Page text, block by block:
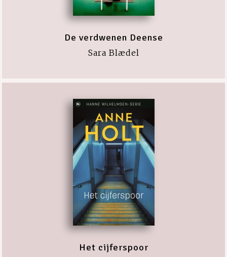
De verdwenen Deense
Sara Blædel
Het cijferspoor